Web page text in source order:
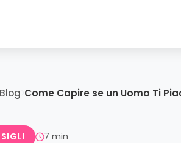
Blog Come Capire se un Uomo Ti
7 min